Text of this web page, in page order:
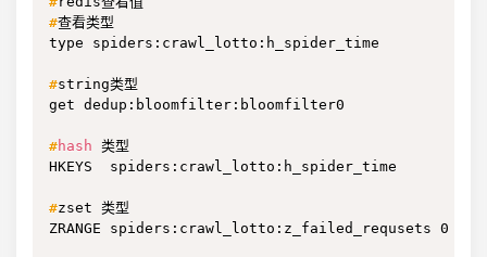
#查看类型
type spiders:crawl_lotto:h_spider_time
#string类型
get dedup:bloomfilter:bloomfilter0
#hash 类型
HKEYS  spiders:crawl_lotto:h_spider_time
#zset 类型
ZRANGE spiders:crawl_lotto:z_failed_requsets 0 -1